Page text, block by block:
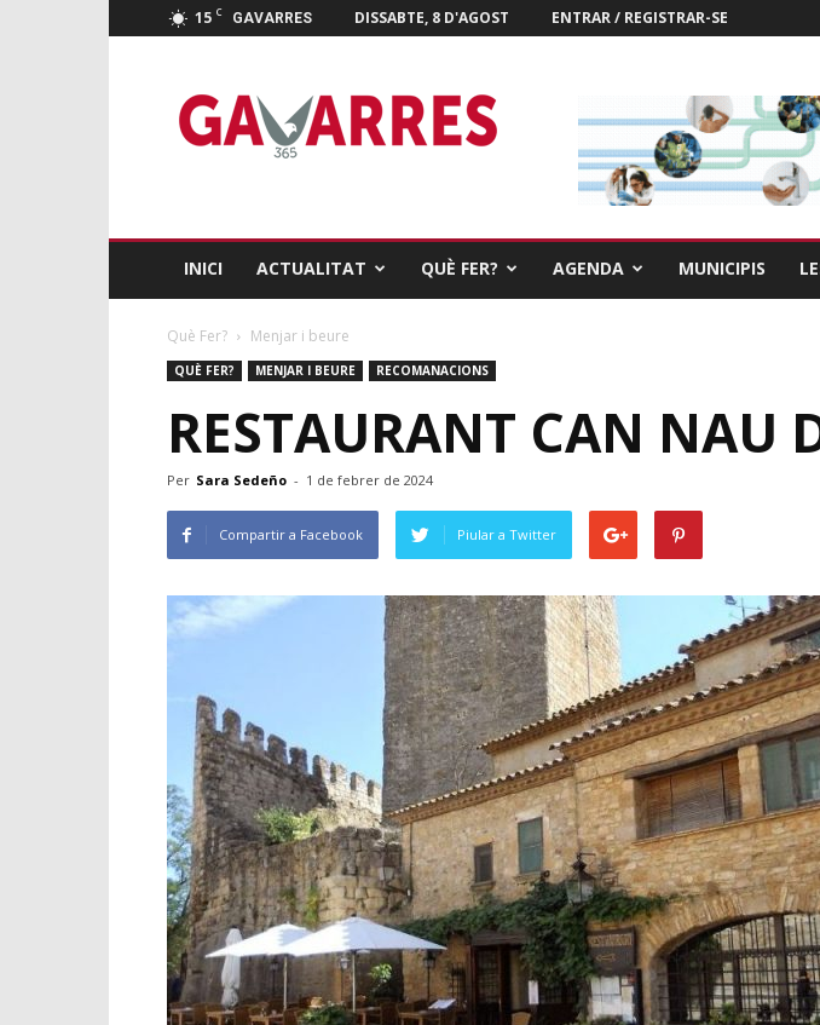
15 C GAVARRES DISSABTE, 8 D'AGOST ENTRAR / REGISTRAR-SE
365
INICI ACTUALITAT QUÈ FER? AGENDA MUNICIPIS
Què Fer? Menjar i beure
QUÈ FER? MENJAR I BEURE RECOMANACIONS
RESTAURANT CAN NAU
Per Sara Sedeño - 1 de febrer de 2024
Compartir a Facebook Piular a Twitter